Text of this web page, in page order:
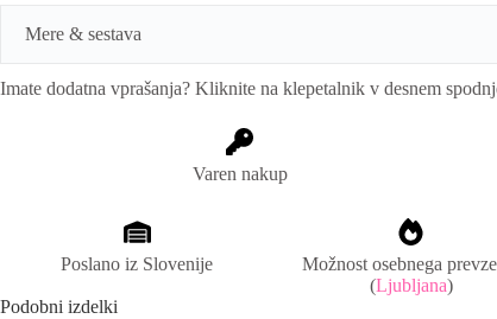
v
Mere & sestava
Mere:obseh pasu: 68-90cm, dolžina: 90cm
97% bombaž, 3% elastan
Imate dodatna vprašanja? Kliknite na klepetalnik v desnem
Varen nakup
Poslano iz Slovenije
Možnost osebnega
(Ljubljana)
Podobni izdelki